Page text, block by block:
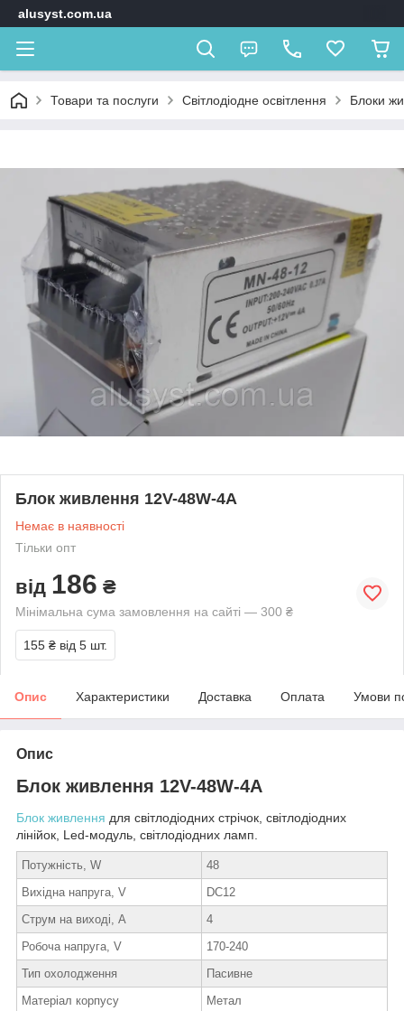
alusyst.com.ua
Товари та послуги Світлодіодне освітлення Блоки
Блок живлення 12V-48W-4А
Немає в наявності
Тільки опт
від 186 ₴
Мінімальна сума замовлення на сайті — 300 ₴
155 ₴ від 5 шт.
Опис Характеристики Доставка Оплата Умови
Опис
Блок живлення 12V-48W-4А
Блок живлення для світлодіодних стрічок, світлодіодних
лінійок, Led-модуль, світлодіодних ламп.
Потужність, W
48
Вихідна напруга, V
DC12
Струм на виході, А
4
Робоча напруга, V
170-240
Тип охолодження
Пасивне
Матеріал корпусу
Метал